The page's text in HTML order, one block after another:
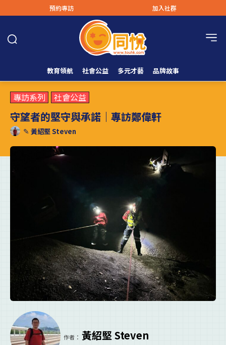
預約專訪 加入社群
教育領航 社會公益 多元才藝 品牌故事
專訪系列 社會公益
守望者的堅守與承諾｜專訪鄭偉軒
✎ 黃紹堅 Steven
作者： 黃紹堅 Steven